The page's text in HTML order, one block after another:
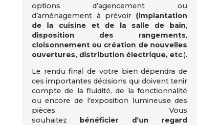
options d’agencement ou
d’aménagement à prévoir (implantation
de la cuisine et de la salle de bain,
disposition des
rangements,
cloisonnement ou création de nouvelles
ouvertures, distribution électrique, etc.).
Le rendu final de votre bien dépendra de
ces importantes décisions qui doivent tenir
compte de la fluidité, de la fonctionnalité
ou encore de l’exposition lumineuse des
pièces. Vous
souhaitez bénéficier d’un regard